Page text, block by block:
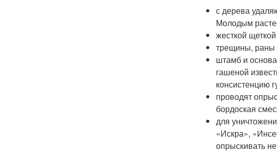
с дерева
Молодым
жесткой
трещины, раны
штамб и
гашеной
консистенцию
проводят
бордоская
для
«Искра»,
опрыскивать